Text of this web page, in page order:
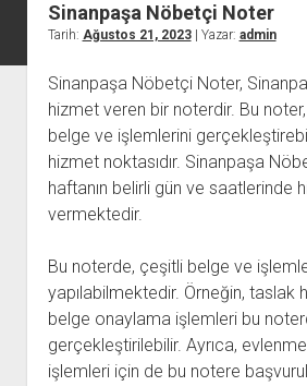
Facebook Beğeni
Instagram Gizli Hesap Görme
Instagram Türk Takipçi
Liste
Sayfa Listesi
Sinanpaşa Nöbetçi Noter
Tarih: Ağustos 21, 2023| Yazar: admin
Sinanpaşa Nöbetçi Noter,
hizmet veren bir noterdir. Bu
belge ve işlemlerini
hizmet noktasıdır. Sinanpaşa
haftanın belirli gün ve saatlerinde
vermektedir.
Bu noterde, çeşitli belge ve
yapılabilmektedir. Örneğin, taslak
belge onaylama işlemleri bu
gerçekleştirilebilir. Ayrıca,
işlemleri için de bu notere